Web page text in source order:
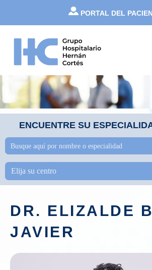
contenido
PORTAL DEL
ENCUENTRE SU
DR. ELIZALDE
JAVIER